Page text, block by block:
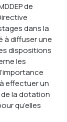
de
dans la
à diffuser une
dispositions
les
effectuer un
la dotation
qu’elles